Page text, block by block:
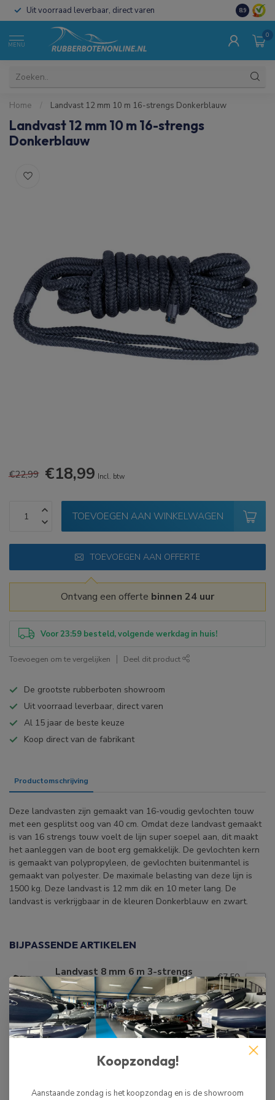
Uit voorraad leverbaar, direct varen Al 15 jaar
8.9
MENU
0
Home / Landvast 12 mm 10 m 16-strengs Donkerblauw
Landvast 12 mm 10 m 16-strengs
Donkerblauw
€22,99 €18,99 Incl. btw
TOEVOEGEN AAN WINKELWAGEN
TOEVOEGEN AAN OFFERTE
Ontvang een offerte binnen 24 uur
Voor 23:59 besteld, volgende werkdag in huis!
Toevoegen om te vergelijken Deel dit product
De grootste rubberboten showroom
Uit voorraad leverbaar, direct varen
Al 15 jaar de beste keuze
Koop direct van de fabrikant
Productomschrijving
Deze landvasten zijn gemaakt van 16-voudig gevlochten touw
met een gesplitst oog van 40 cm. Omdat deze landvast gemaakt
is van 16 strengs touw voelt de lijn super soepel aan, dit maakt
het aanleggen van de boot erg gemakkelijk. De gevlochten kern
is gemaakt van polypropyleen, de gevlochten buitenmantel is
gemaakt van polyester. De maximale belasting van deze lijn is
1500 kg. Deze landvast is 12 mm dik en 10 meter lang. De
landvast is verkrijgbaar in de kleuren Donkerblauw en zwart.
BIJPASSENDE ARTIKELEN
Landvast 8 mm 6 m 3-strengs
Zwart
Op voorraad
€7,50
€5,99
HIBO
Op voorraadKoopzondag!
Aanstaande zondag is het koopzondag en is de showroom